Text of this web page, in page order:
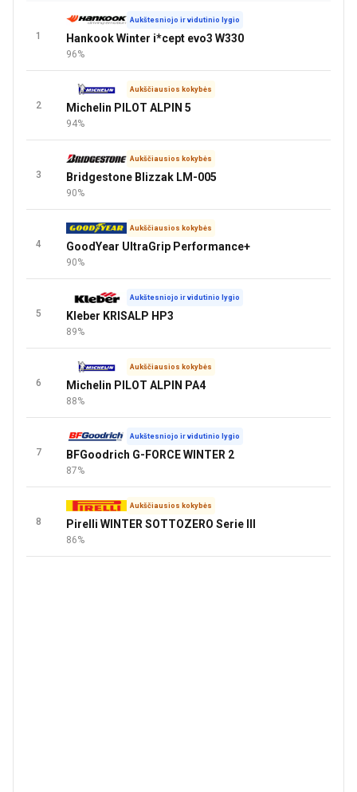
1
Aukštesniojo ir vidutinio lygio
Hankook Winter i*cept evo3 W330
96%
2
Aukščiausios kokybės
Michelin PILOT ALPIN 5
94%
3
Aukščiausios kokybės
Bridgestone Blizzak LM-005
90%
4
Aukščiausios kokybės
GoodYear UltraGrip Performance+
90%
5
Aukštesniojo ir vidutinio lygio
Kleber KRISALP HP3
89%
6
Aukščiausios kokybės
Michelin PILOT ALPIN PA4
88%
7
Aukštesniojo ir vidutinio lygio
BFGoodrich G-FORCE WINTER 2
87%
8
Aukščiausios kokybės
Pirelli WINTER SOTTOZERO Serie III
86%